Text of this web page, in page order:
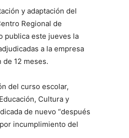
y adaptación del
Regional de
publica este jueves la
a la empresa
de 12 meses.
del curso escolar,
Cultura y
de nuevo “después
incumplimiento del